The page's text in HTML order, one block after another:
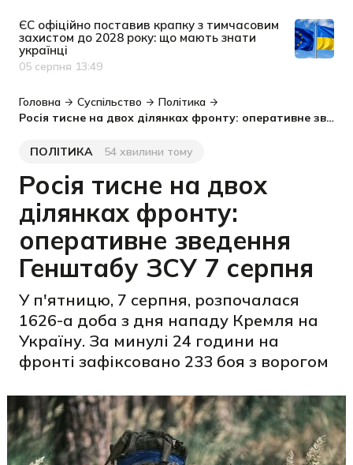
ЄС офіційно поставив крапку з тимчасовим
захистом до 2028 року: що мають знати
українці
Дата публікації
05 серпня 13:49
Головна Суспільство
Політика
Росія тисне на двох ділянках фронту: оперативне зведення Генштабу ЗСУ 7 серпня
Категорія
ПОЛІТИКА
Дата публікації54 хвилини тому
Росія тисне на двох
ділянках фронту:
оперативне зведення
Генштабу ЗСУ 7 серпня
У п'ятницю, 7 серпня, розпочалася
1626-а доба з дня нападу Кремля на
Україну. За минулі 24 години на
фронті зафіксовано 233 боя з ворогом